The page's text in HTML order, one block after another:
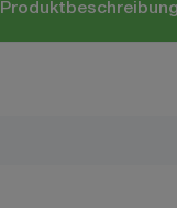
Produktbeschreibung